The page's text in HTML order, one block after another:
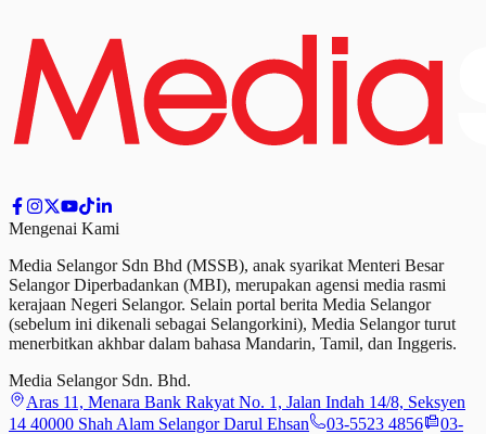
Mengenai Kami
Media Selangor Sdn Bhd (MSSB), anak syarikat Menteri Besar
Selangor Diperbadankan (MBI), merupakan agensi media rasmi
kerajaan Negeri Selangor. Selain portal berita Media Selangor
(sebelum ini dikenali sebagai Selangorkini), Media Selangor turut
menerbitkan akhbar dalam bahasa Mandarin, Tamil, dan Inggeris.
Media Selangor Sdn. Bhd.
Aras 11, Menara Bank Rakyat No. 1, Jalan Indah 14/8, Seksyen
14 40000 Shah Alam Selangor Darul Ehsan
03-5523 4856
03-